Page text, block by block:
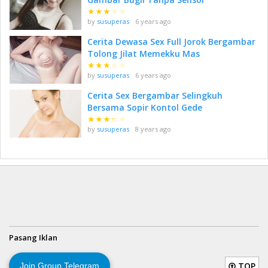
★★★★ ★
by susuperas 6 years ago
Cerita Dewasa Sex Full Jorok Bergambar
Tolong Jilat Memekku Mas
★★★★ ★
by susuperas 6 years ago
Cerita Sex Bergambar Selingkuh
Bersama Sopir Kontol Gede
★★★★ ★
by susuperas 8 years ago
Pasang Iklan
Join Group Telegram